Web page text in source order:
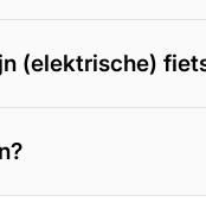
(elektrische)